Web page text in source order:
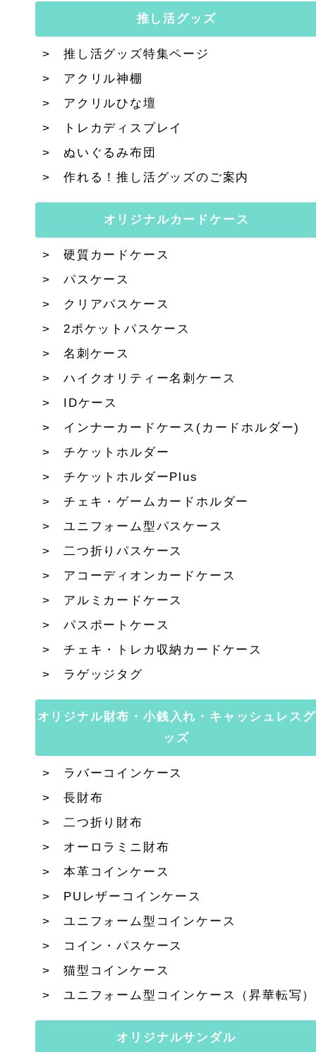
推し活グッズ
推し活グッズ特集ページ
アクリル神棚
アクリルひな壇
トレカディスプレイ
ぬいぐるみ布団
作れる！推し活グッズのご案内
オリジナルカードケース
硬質カードケース
パスケース
クリアパスケース
2ポケットパスケース
名刺ケース
ハイクオリティー名刺ケース
IDケース
インナーカードケース(カードホルダー)
チケットホルダー
チケットホルダーPlus
チェキ・ゲームカードホルダー
ユニフォーム型パスケース
二つ折りパスケース
アコーディオンカードケース
アルミカードケース
パスポートケース
チェキ・トレカ収納カードケース
ラゲッジタグ
オリジナル財布・小銭入れ・キャッシュレスグ
ッズ
ラバーコインケース
長財布
二つ折り財布
オーロラミニ財布
本革コインケース
PUレザーコインケース
ユニフォーム型コインケース
コイン・パスケース
猫型コインケース
ユニフォーム型コインケース（昇華転写）
オリジナルサンダル